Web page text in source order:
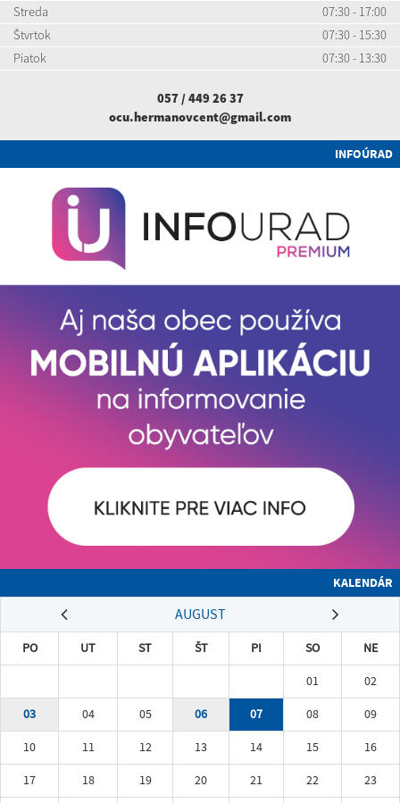
Streda
07:30 - 17:00
Štvrtok
07:30 - 15:30
Piatok
07:30 - 13:30
057 / 449 26 37
ocu.hermanovcent@gmail.com
INFOÚRAD
KALENDÁR
AUGUST
PO UT ST ŠT PI SO
NE
01
02
03
04 05 06 07 08
09
10
11 12 13 14 15
16
17
18 19 20 21 22
23